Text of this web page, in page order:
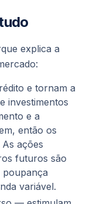
explica a
e tornam a
investimentos
e a
então os
ações
futuros são
poupança
variável.